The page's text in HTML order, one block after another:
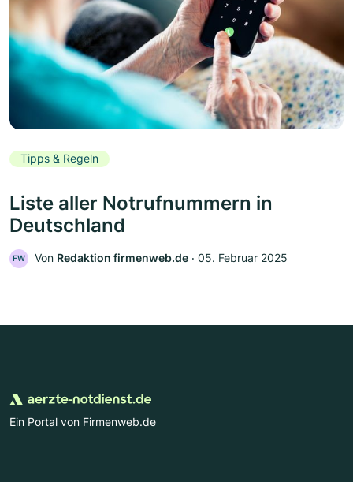
Tipps & Regeln
Liste aller Notrufnummern in
Deutschland
FW Von Redaktion firmenweb.de ‧ 05. Februar 2025
Ein Portal von Firmenweb.de